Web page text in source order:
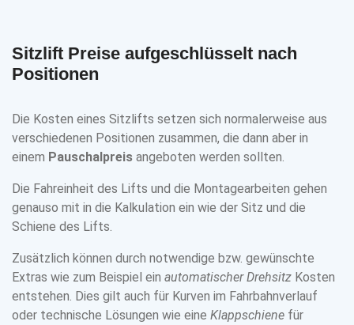
Sitzlift Preise aufgeschlüsselt nach
Positionen
Die Kosten eines Sitzlifts setzen sich normalerweise aus
verschiedenen Positionen zusammen, die dann aber in
einem Pauschalpreis angeboten werden sollten.
Die Fahreinheit des Lifts und die Montagearbeiten gehen
genauso mit in die Kalkulation ein wie der Sitz und die
Schiene des Lifts.
Zusätzlich können durch notwendige bzw. gewünschte
Extras wie zum Beispiel ein automatischer Drehsitz Kosten
entstehen. Dies gilt auch für Kurven im Fahrbahnverlauf
oder technische Lösungen wie eine Klappschiene für